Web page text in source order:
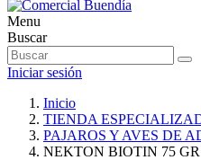
Menu
Buscar
Iniciar sesión
Inicio
TIENDA
PAJAROS Y AVES DE
NEKTON BIOTIN 75 GR